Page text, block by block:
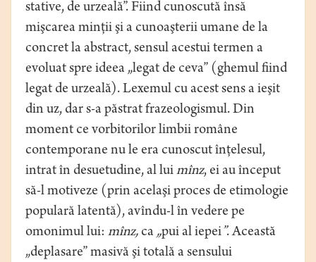
stative, de urzeală”. Fiind cunoscută însă
mişcarea minţii şi a cunoaşterii umane de la
concret la abstract, sensul acestui termen a
evoluat spre ideea „legat de ceva” (ghemul fiind
legat de urzeală). Lexemul cu acest sens a ieşit
din uz, dar s-a păstrat frazeologismul. Din
moment ce vorbitorilor limbii române
contemporane nu le era cunoscut înţelesul,
intrat în desuetudine, al luimînz, ei au început
să-l motiveze (prin acelaşi proces de etimologie
populară latentă), avîndu-l în vedere pe
omonimul lui: mînz, ca„pui al iepei”. Această
„deplasare” masivă şi totală a sensului